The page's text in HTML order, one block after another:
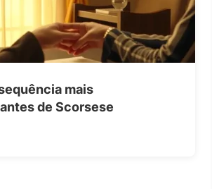
mais
de Scorsese